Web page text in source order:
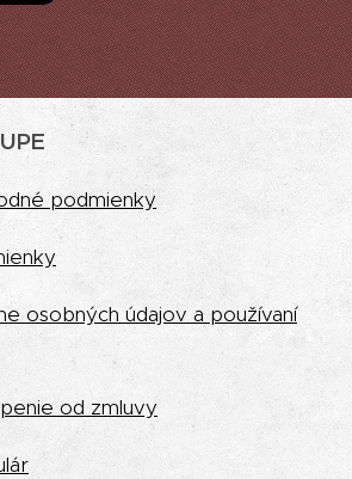
podmienky
osobných údajov a používaní
od zmluvy